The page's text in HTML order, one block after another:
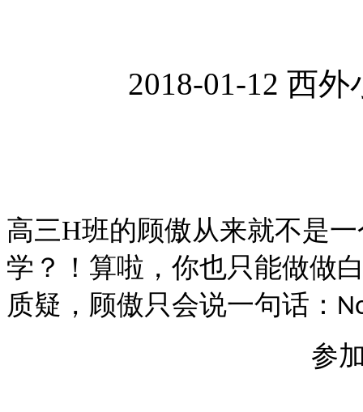
2018-01-12 西
高三H班的顾傲从来就不是
学？！算啦，你也只能做做
质疑，顾傲只会说一句话：
参